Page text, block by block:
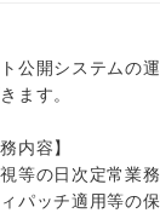
公開システムの
ます。
内容】
等の日次定常業務
パッチ適用等の